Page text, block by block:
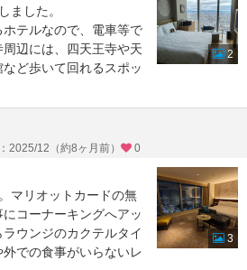
ました。
テルなので、電車等で
辺には、四天王寺や天
ど歩いて回れるスポッ
2
2025/12（約8ヶ月前） 0
マリオットカードの無
コーナーキングへアッ
ウンジのカクテルタイ
での食事がいらないレ
3